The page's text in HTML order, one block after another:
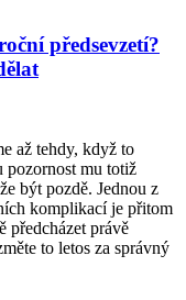
předsevzetí?
až tehdy, když to
mu totiž
být pozdě. Jednou z
komplikací je přitom
předcházet právě
to letos za správný